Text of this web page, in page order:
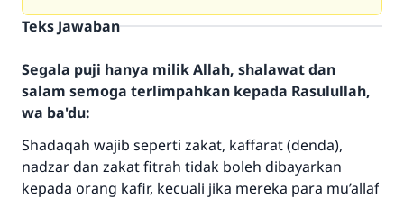
Teks Jawaban
Segala puji hanya milik Allah, shalawat dan
salam semoga terlimpahkan kepada Rasulullah,
wa ba'du:
Shadaqah wajib seperti zakat, kaffarat (denda),
nadzar dan zakat fitrah tidak boleh dibayarkan
kepada orang kafir, kecuali jika mereka para mu’allaf